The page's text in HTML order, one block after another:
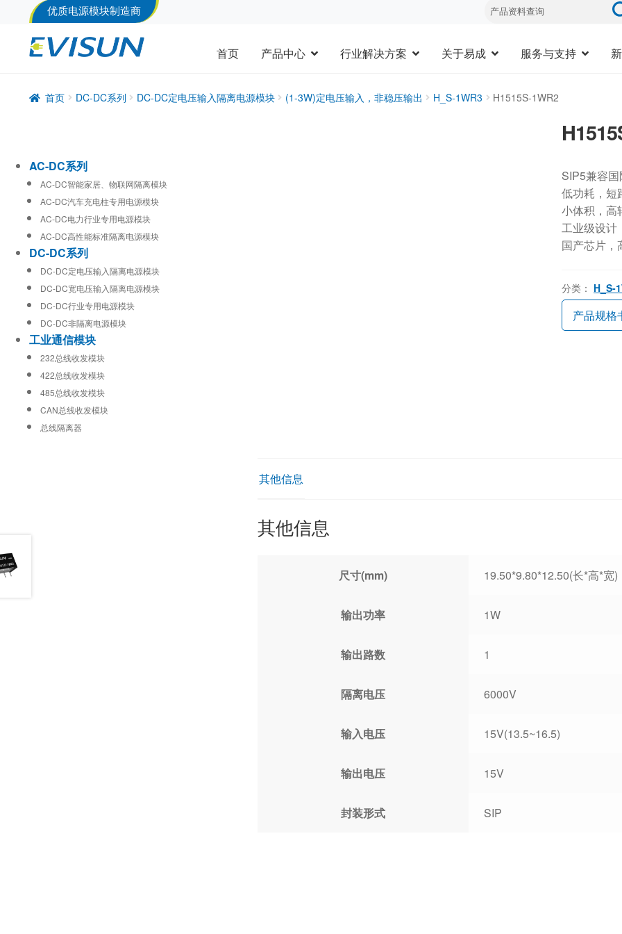
优质电源模块制造商
首页 产品中心 行业解决方案 关于易成 服务与支持
首页 DC-DC系列 DC-DC定电压输入隔离电源模块 (1-3W)定电压输入，非稳压输出 H_S-1WR3 H1515S-1WR2
SIP5兼容
低功耗，短
小体积，高
工业级设计
国产芯片，
分类： H_S-
产品规格
其他信息
其他信息
尺寸(mm) 19.50*9.80*12.50(长*高*宽)
输出功率 1W
输出路数 1
隔离电压 6000V
输入电压 15V(13.5~16.5)
输出电压 15V
封装形式 SIP
AC-DC系列
AC-DC智能家居、物联网隔离模块
AC-DC汽车充电柱专用电源模块
AC-DC电力行业专用电源模块
AC-DC高性能标准隔离电源模块
DC-DC系列
DC-DC定电压输入隔离电源模块
DC-DC宽电压输入隔离电源模块
DC-DC行业专用电源模块
DC-DC非隔离电源模块
工业通信模块
232总线收发模块
422总线收发模块
485总线收发模块
CAN总线收发模块
总线隔离器